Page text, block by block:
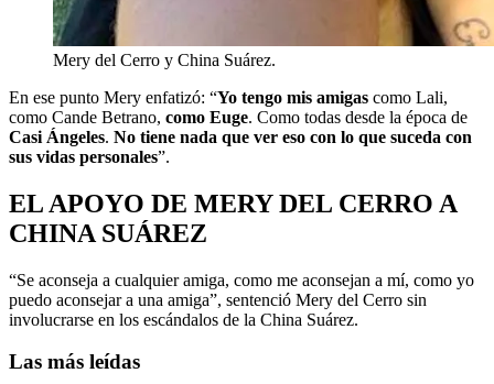
Mery del Cerro y China Suárez.
En ese punto Mery enfatizó: “Yo tengo mis amigas como Lali,
como Cande Betrano, como Euge. Como todas desde la época de
Casi Ángeles. No tiene nada que ver eso con lo que suceda con
sus vidas personales”.
EL APOYO DE MERY DEL CERRO A
CHINA SUÁREZ
“Se aconseja a cualquier amiga, como me aconsejan a mí, como yo
puedo aconsejar a una amiga”, sentenció Mery del Cerro sin
involucrarse en los escándalos de la China Suárez.
Las más leídas